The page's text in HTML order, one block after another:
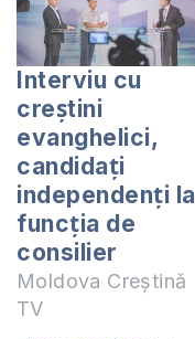
Interviu cu
creștini
evanghelici,
candidați
independenți la
funcția de
consilier
Moldova Creștină
TV